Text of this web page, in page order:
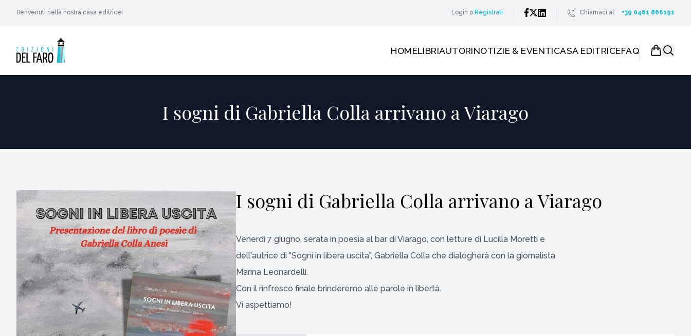
Benvenuti nella nostra casa editrice! Login o Registrati Chiamaci al: +39 0461 866191
HOMELIBRIAUTORINOTIZIE & EVENTICASA EDITRICEFAQ
I sogni di Gabriella Colla arrivano a Viarago
I sogni di Gabriella Colla arrivano a Viarago
Venerdì 7 giugno, serata in poesia al bar di Viarago, con letture di Lucilla Moretti e
dell'autrice di "Sogni in libera uscita", Gabriella Colla che dialogherà con la giornalista
Marina Leonardelli.
Con il rinfresco finale brinderemo alle parole in libertà.
Vi aspettiamo!